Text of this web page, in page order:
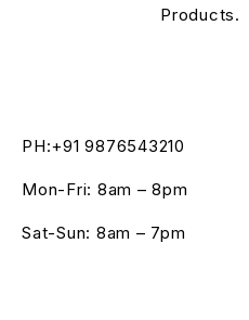
Products.
PH:+91 9876543210
Mon-Fri: 8am – 8pm
Sat-Sun: 8am – 7pm